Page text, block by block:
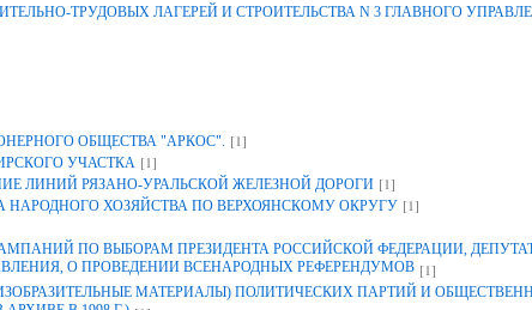
ТРУДОВЫХ ЛАГЕРЕЙ И СТРОИТЕЛЬСТВА N 3 ГЛАВНОГО
ОБЩЕСТВА "АРКОС". [1]
УЧАСТКА [1]
ЛИНИЙ РЯЗАНО-УРАЛЬСКОЙ ЖЕЛЕЗНОЙ ДОРОГИ [1]
НАРОДНОГО ХОЗЯЙСТВА ПО ВЕРХОЯНСКОМУ ОКРУГУ [1]
ПО ВЫБОРАМ ПРЕЗИДЕНТА РОССИЙСКОЙ ФЕДЕРАЦИИ,
О ПРОВЕДЕНИИ ВСЕНАРОДНЫХ РЕФЕРЕНДУМОВ [1]
МАТЕРИАЛЫ) ПОЛИТИЧЕСКИХ ПАРТИЙ И